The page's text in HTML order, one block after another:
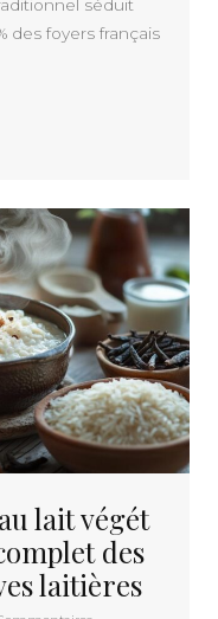
séduit
des foyers français
plats classiques ?
lait végét
des
laitières